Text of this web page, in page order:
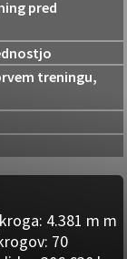
pred
treningu,
4.381 m m
70